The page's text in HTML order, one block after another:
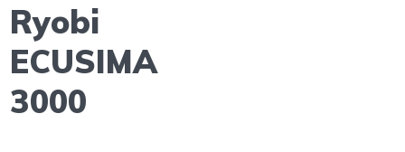
Ryobi
ECUSIMA
3000